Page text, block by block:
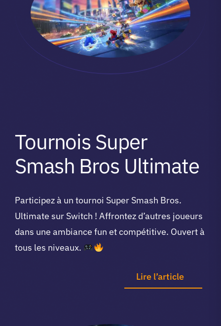
Tournois Super
Smash Bros Ultimate
Participez à un tournoi Super Smash Bros.
Ultimate sur Switch ! Affrontez d’autres joueurs
dans une ambiance fun et compétitive. Ouvert à
tous les niveaux.
Lire l’article